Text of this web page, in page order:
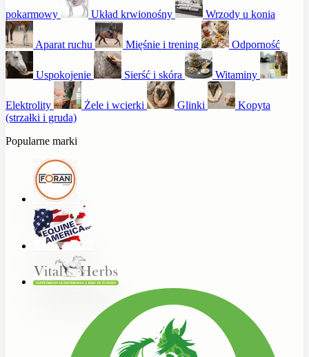
pokarmowy Układ krwionośny Wrzody u konia
Aparat ruchu Mięśnie i trening Odporność
Uspokojenie Sierść i skóra Witaminy
Elektrolity Żele i wcierki Glinki
Kopyta
(strzałki i gruda)
Popularne marki